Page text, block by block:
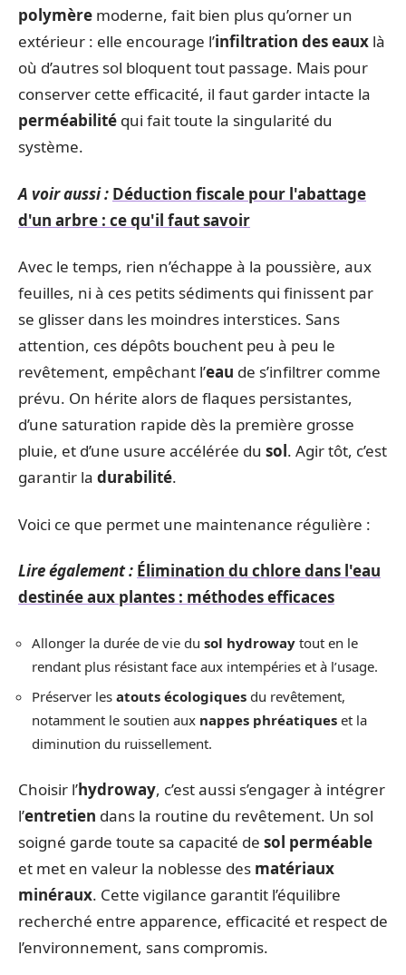
polymère moderne, fait bien plus qu’orner un
extérieur : elle encourage l’infiltration des eaux là
où d’autres sol bloquent tout passage. Mais pour
conserver cette efficacité, il faut garder intacte la
perméabilité qui fait toute la singularité du
système.
A voir aussi : Déduction fiscale pour l'abattage
d'un arbre : ce qu'il faut savoir
Avec le temps, rien n’échappe à la poussière, aux
feuilles, ni à ces petits sédiments qui finissent par
se glisser dans les moindres interstices. Sans
attention, ces dépôts bouchent peu à peu le
revêtement, empêchant l’eau de s’infiltrer comme
prévu. On hérite alors de flaques persistantes,
d’une saturation rapide dès la première grosse
pluie, et d’une usure accélérée du sol. Agir tôt, c’est
garantir la durabilité.
Voici ce que permet une maintenance régulière :
Lire également : Élimination du chlore dans l'eau
destinée aux plantes : méthodes efficaces
Allonger la durée de vie du sol hydroway tout en le
rendant plus résistant face aux intempéries et à l’usage.
Préserver les atouts écologiques du revêtement,
notamment le soutien aux nappes phréatiques et la
diminution du ruissellement.
Choisir l’hydroway, c’est aussi s’engager à intégrer
l’entretien dans la routine du revêtement. Un sol
soigné garde toute sa capacité de sol perméable
et met en valeur la noblesse des matériaux
minéraux. Cette vigilance garantit l’équilibre
recherché entre apparence, efficacité et respect de
l’environnement, sans compromis.